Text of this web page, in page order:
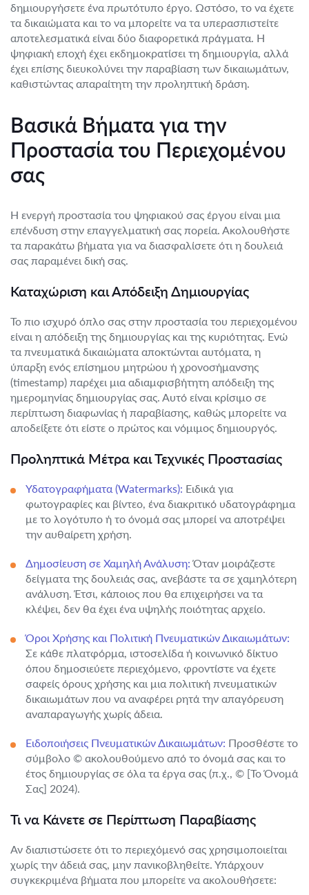
δημιουργήσετε ένα πρωτότυπο έργο. Ωστόσο, το να έχετε
τα δικαιώματα και το να μπορείτε να τα υπερασπιστείτε
αποτελεσματικά είναι δύο διαφορετικά πράγματα. Η
ψηφιακή εποχή έχει εκδημοκρατίσει τη δημιουργία, αλλά
έχει επίσης διευκολύνει την παραβίαση των δικαιωμάτων,
καθιστώντας απαραίτητη την προληπτική δράση.
Βασικά Βήματα για την
Προστασία του Περιεχομένου
σας
Η ενεργή προστασία του ψηφιακού σας έργου είναι μια
επένδυση στην επαγγελματική σας πορεία. Ακολουθήστε
τα παρακάτω βήματα για να διασφαλίσετε ότι η δουλειά
σας παραμένει δική σας.
Καταχώριση και Απόδειξη Δημιουργίας
Το πιο ισχυρό όπλο σας στην προστασία του περιεχομένου
είναι η απόδειξη της δημιουργίας και της κυριότητας. Ενώ
τα πνευματικά δικαιώματα αποκτώνται αυτόματα, η
ύπαρξη ενός επίσημου μητρώου ή χρονοσήμανσης
(timestamp) παρέχει μια αδιαμφισβήτητη απόδειξη της
ημερομηνίας δημιουργίας σας. Αυτό είναι κρίσιμο σε
περίπτωση διαφωνίας ή παραβίασης, καθώς μπορείτε να
αποδείξετε ότι είστε ο πρώτος και νόμιμος δημιουργός.
Προληπτικά Μέτρα και Τεχνικές Προστασίας
Υδατογραφήματα (Watermarks): Ειδικά για
φωτογραφίες και βίντεο, ένα διακριτικό υδατογράφημα
με το λογότυπο ή το όνομά σας μπορεί να αποτρέψει
την αυθαίρετη χρήση.
Δημοσίευση σε Χαμηλή Ανάλυση: Όταν μοιράζεστε
δείγματα της δουλειάς σας, ανεβάστε τα σε χαμηλότερη
ανάλυση. Έτσι, κάποιος που θα επιχειρήσει να τα
κλέψει, δεν θα έχει ένα υψηλής ποιότητας αρχείο.
Όροι Χρήσης και Πολιτική Πνευματικών Δικαιωμάτων:
Σε κάθε πλατφόρμα, ιστοσελίδα ή κοινωνικό δίκτυο
όπου δημοσιεύετε περιεχόμενο, φροντίστε να έχετε
σαφείς όρους χρήσης και μια πολιτική πνευματικών
δικαιωμάτων που να αναφέρει ρητά την απαγόρευση
αναπαραγωγής χωρίς άδεια.
Ειδοποιήσεις Πνευματικών Δικαιωμάτων: Προσθέστε το
σύμβολο © ακολουθούμενο από το όνομά σας και το
έτος δημιουργίας σε όλα τα έργα σας (π.χ., © [Το Όνομά
Σας] 2024).
Τι να Κάνετε σε Περίπτωση Παραβίασης
Αν διαπιστώσετε ότι το περιεχόμενό σας χρησιμοποιείται
χωρίς την άδειά σας, μην πανικοβληθείτε. Υπάρχουν
συγκεκριμένα βήματα που μπορείτε να ακολουθήσετε: